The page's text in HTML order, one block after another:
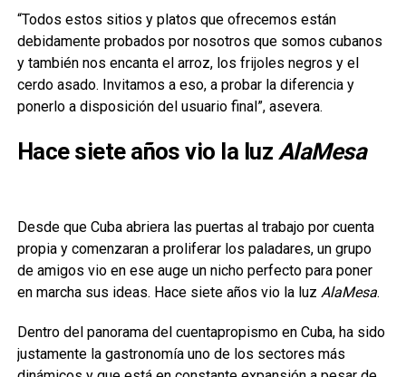
“Todos estos sitios y platos que ofrecemos están
debidamente probados por nosotros que somos cubanos
y también nos encanta el arroz, los frijoles negros y el
cerdo asado. Invitamos a eso, a probar la diferencia y
ponerlo a disposición del usuario final”, asevera.
Hace siete años vio la luz AlaMesa
Desde que Cuba abriera las puertas al trabajo por cuenta
propia y comenzaran a proliferar los paladares, un grupo
de amigos vio en ese auge un nicho perfecto para poner
en marcha sus ideas. Hace siete años vio la luz AlaMesa.
Dentro del panorama del cuentapropismo en Cuba, ha sido
justamente la gastronomía uno de los sectores más